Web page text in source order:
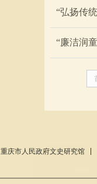
“弘扬传
“廉洁润
重庆市人民政府文史研究馆